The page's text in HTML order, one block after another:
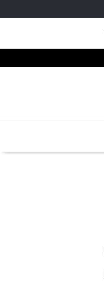
zəbt edilən qadın